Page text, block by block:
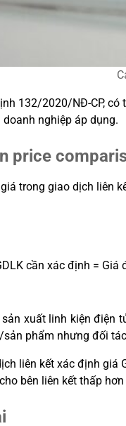
132/2020/NĐ-CP,
nghiệp áp dụng.
price
trong giao dịch liên
cần xác định =
sản xuất linh kiện điện
phẩm nhưng đối
liên kết xác định giá
bên liên kết thấp